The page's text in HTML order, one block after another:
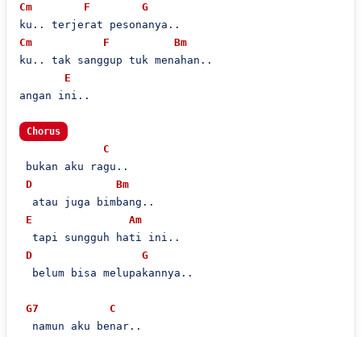
Cm F
G
Cm
F
Bm
ku.. tak sanggup tuk menahan..
E
angan ini..
Chorus
C
bukan aku ragu..
D
Bm
  atau juga bimbang..
E
Am
  tapi sungguh hati ini..
D
G
  belum bisa melupakannya..
G7
C
  namun aku benar..